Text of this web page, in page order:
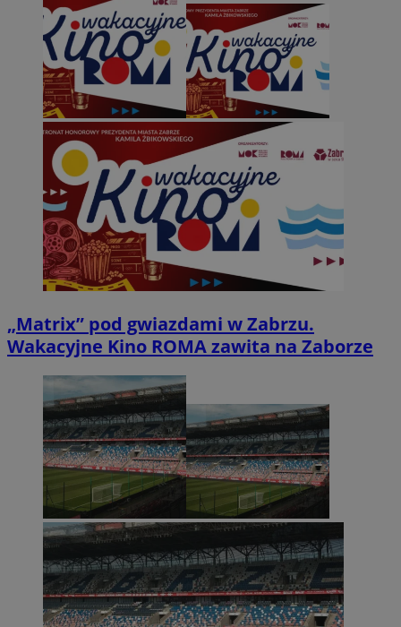
„Matrix” pod gwiazdami w Zabrzu.
Wakacyjne Kino ROMA zawita na Zaborze